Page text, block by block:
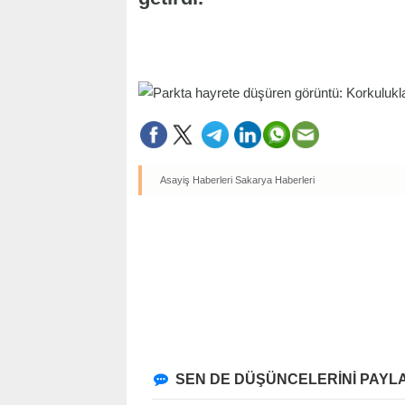
Asayiş Haberleri Sakarya Haberleri
SEN DE DÜŞÜNCELERİNİ